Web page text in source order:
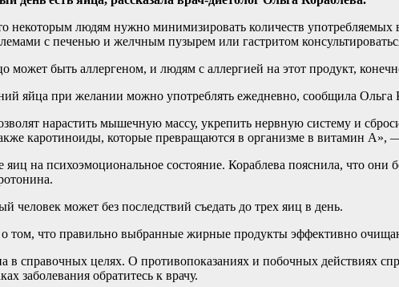
некоторым людям нужно минимизировать количеств
с печенью и желчным пузырем или гастритом
может быть аллергеном, и людям с аллергией на этот продукт,
яйца при желании можно употреблять ежедневно, сообщила Ольга
нарастить мышечную массу, укрепить нервную систему и
каротиноиды, которые превращаются в организме в витамин А»,
яиц на психоэмоциональное состояние. Кораблева пояснила, что
человек может без последствий съедать до трех яиц в день.
том, что правильно выбранные жирные продукты эффективно
в справочных целях. О противопоказаниях и побочных действиях
заболевания обратитесь к врачу.